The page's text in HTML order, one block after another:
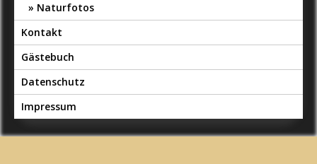
Naturfotos
Kontakt
Gästebuch
Datenschutz
Impressum